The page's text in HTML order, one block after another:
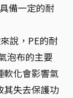
備一定的耐
說，PE的耐
泡布的主要
軟化會影響氣
其失去保護功